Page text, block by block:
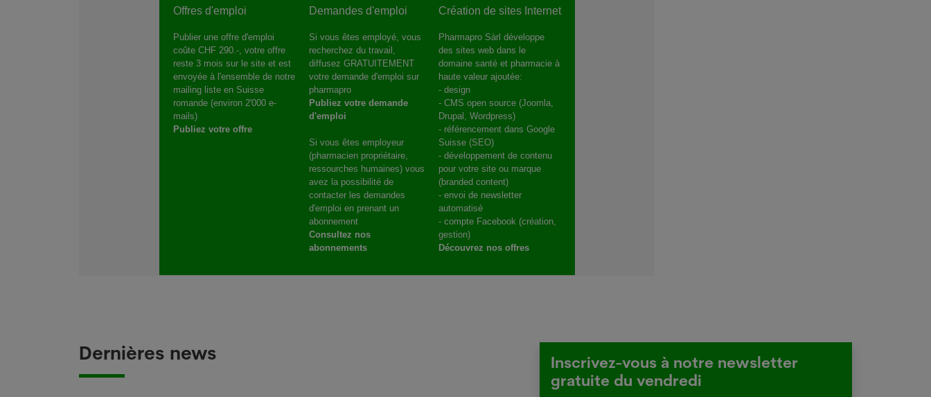
Offres d'emploi
Publier une offre d'emploi
coûte CHF 290.-, votre offre
reste 3 mois sur le site et est
envoyée à l'ensemble de notre
mailing liste en Suisse
romande (environ 2'000 e-
mails)
Publiez votre offre
Demandes d'emploi
Si vous êtes employé, vous
recherchez du travail,
diffusez GRATUITEMENT
votre demande d'emploi sur
pharmapro
Publiez votre demande
d'emploi
Si vous êtes employeur
(pharmacien propriétaire,
ressourches humaines) vous
avez la possibilité de
contacter les demandes
d'emploi en prenant un
abonnement
Consultez nos
abonnements
Création de sites Internet
Pharmapro Sàrl développe
des sites web dans le
domaine santé et pharmacie à
haute valeur ajoutée:
- design
- CMS open source (Joomla,
Drupal, Wordpress)
- référencement dans Google
Suisse (SEO)
- développement de contenu
pour votre site ou marque
(branded content)
- envoi de newsletter
automatisé
- compte Facebook (création,
gestion)
Découvrez nos offres
Dernières news
Inscrivez-vous à notre newsletter
gratuite du vendredi